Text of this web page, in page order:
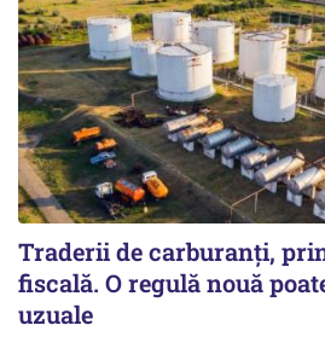
Traderii de carburanți,
fiscală. O regulă nouă
uzuale